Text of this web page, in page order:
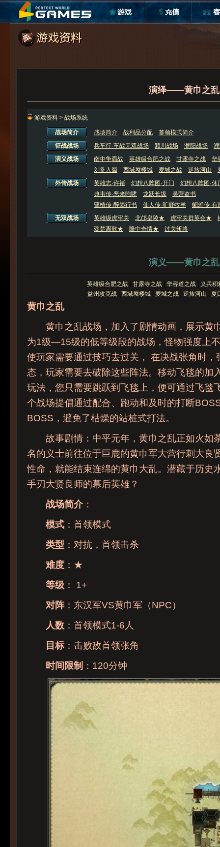
演绎——黄巾之乱
演义——黄巾之乱
黄巾之乱
黄巾之乱战场，加入了剧情动画，展示黄
为1级—15级的低等级段的战场，怪物强度上
使玩家需要通过技巧去过关， 在决战张角时
态，玩家需要去破除这些阵法。移动飞毯的加
玩法，您只需要跳跃到飞毯上，便可通过飞毯
个战场提倡通过配合、跑动和及时的打断
BOSS，避免了枯燥的站桩式打法。
故事剧情：中平元年，黄巾之乱正如火如
名的义士前往位于巨鹿的黄巾军大营行刺大良
性命，就能结束连绵的黄巾大乱。潜藏于历史
手刃大贤良师的幕后英雄？
战场简介：
模式 ：首领模式
类型 ：对抗，首领击杀
难度 ：★
等级 ： 1+
对阵：东汉军VS黄巾军（NPC）
人数 ：首领模式1-6人
目标：击败敌首领张角
时间限制 ：120分钟